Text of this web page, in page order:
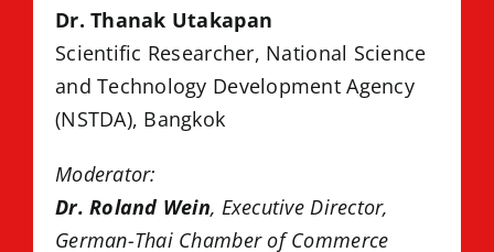
Dr. Thanak Utakapan
Scientific Researcher, National Science
and Technology Development Agency
(NSTDA), Bangkok
Moderator:
Dr. Roland Wein, Executive Director,
German-Thai Chamber of Commerce